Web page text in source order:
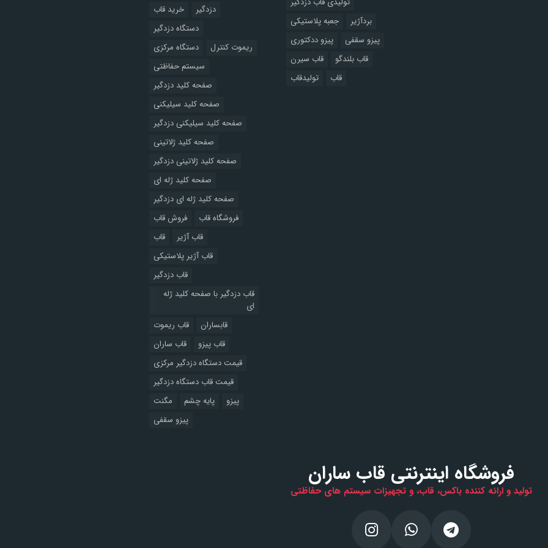
جعبه پلاستیکی
بردآژیر
پیزو ددکتوری
پیزو سقفی
قاب سیرن
قاب بلندگو
تولیدقاب
قاب
خرید قاب
دزدگیر
دستگاه دزدگیر
دستگاه مرکزی
ریموت کنترل
سیستم حفاظتی
صفحه کلید دزدگیر
صفحه کلید سیلیکنی
صفحه کلید سیلیکنی دزدگیر
صفحه کلید ژلاتینی
صفحه کلید ژلاتینی دزدگیر
صفحه کلید ژله ای
صفحه کلید ژله ای دزدگیر
فروش قاب
فروشگاه قاب
قاب
قاب آژیر
قاب آژیر پلاستیکی
قاب دزدگیر
قاب دزدگیر با صفحه کلید ژله
ای
قاب ریموت
قابساران
قاب ساران
قاب پیزو
قیمت دستگاه دزدگیر مرکزی
قیمت قاب دستگاه دزدگیر
مگنت
پایه چشم
پیزو
پیزو سقفی
فروشگاه اینترنتی قاب ساران
تولید و ارائه کننده باکس، قاب، و تجهیزات سیستم های حفاظتی